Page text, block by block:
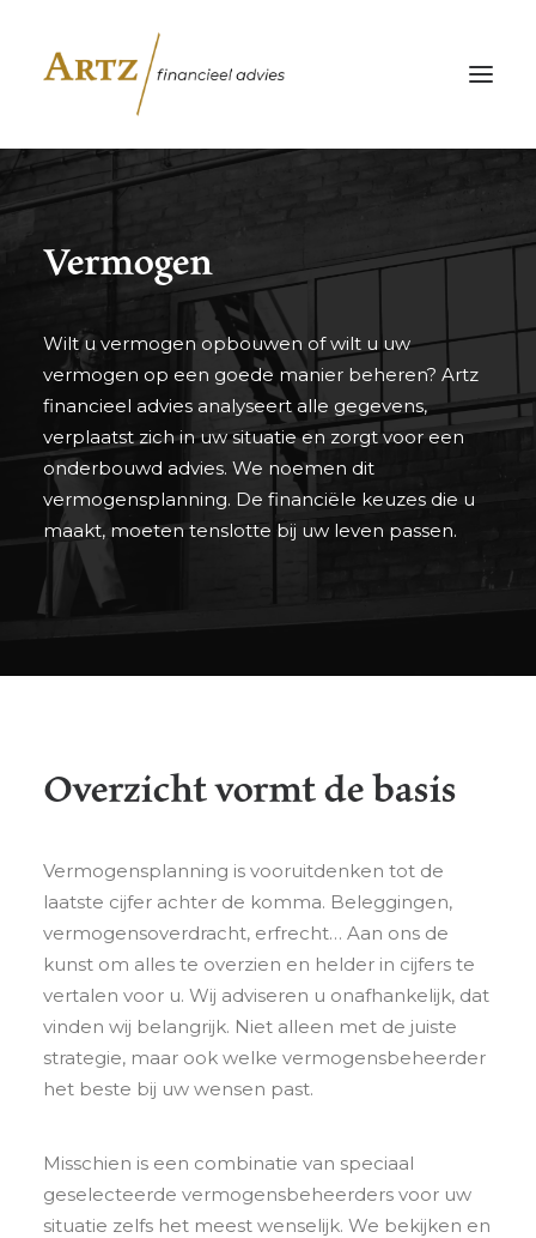
HOMEPAGE
Vermogen
Wilt u vermogen opbouwen of wilt u uw
vermogen op een goede manier beheren? Artz
financieel advies analyseert alle gegevens,
verplaatst zich in uw situatie en zorgt voor een
onderbouwd advies. We noemen dit
vermogensplanning. De financiële keuzes die u
maakt, moeten tenslotte bij uw leven passen.
Overzicht vormt de basis
Vermogensplanning is vooruitdenken tot de
laatste cijfer achter de komma. Beleggingen,
vermogensoverdracht, erfrecht… Aan ons de
kunst om alles te overzien en helder in cijfers te
vertalen voor u. Wij adviseren u onafhankelijk, dat
vinden wij belangrijk. Niet alleen met de juiste
strategie, maar ook welke vermogensbeheerder
het beste bij uw wensen past.
Misschien is een combinatie van speciaal
geselecteerde vermogensbeheerders voor uw
situatie zelfs het meest wenselijk. We bekijken en